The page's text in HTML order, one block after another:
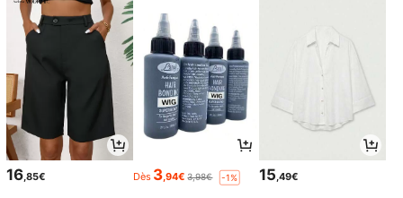
16,85€ Dès 3,94€ 3,98€ -1% 15,49€